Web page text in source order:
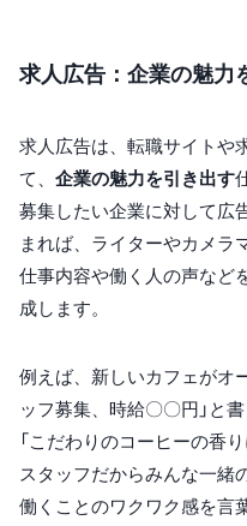
求人広告：企業の魅力
求人広告は、転職サイトや
て、 企業の魅力を引き出す
募集したい企業に対して広
まれば、ライターやカメラ
仕事内容や働く人の声など
成します。
例えば、新しいカフェがオ
ッフ募集、時給〇〇円」と
「こだわりのコーヒーの香
スタッフだからみんな一緒
働くことのワクワク感を言